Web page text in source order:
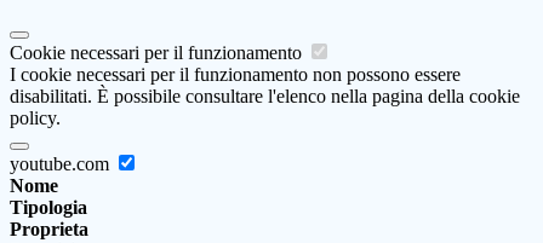
Cookie necessari per il funzionamento
I cookie necessari per il funzionamento non possono essere
disabilitati. È possibile consultare l'elenco nella pagina della cookie
policy.
youtube.com
Nome
Tipologia
Proprieta